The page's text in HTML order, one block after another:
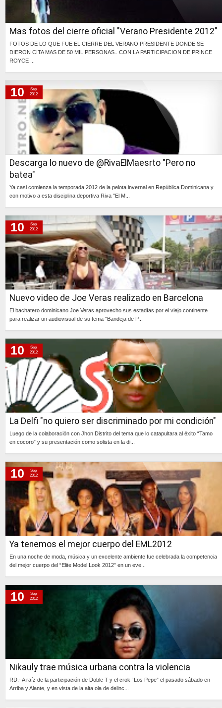
Mas fotos del cierre oficial "Verano Presidente 2012"
FOTOS DE LO QUE FUE EL CIERRE DEL VERANO PRESIDENTE DONDE SE
DIERON CITA MAS DE 50 MIL PERSONAS.. CON LA PARTICIPACION DE PRINCE
ROYCE ...
Descarga lo nuevo de @RivaElMaesrto "Pero no
batea"
Ya casi comienza la temporada 2012 de la pelota invernal en República Dominicana y
con motivo a esta disciplina deportiva Riva "El M...
10
Sep
2012
Nuevo video de Joe Veras realizado en Barcelona
El bachatero dominicano Joe Veras aprovecho sus estadías por el viejo continente
para realizar un audiovisual de su tema "Bandeja de P...
10
Sep
2012
La Delfi "no quiero ser discriminado por mi condición"
Luego de la colaboración con Jhon Distrito del tema que lo catapultara al éxito “Tamo
en cocoro” y su presentación como solista en la di...
10
Sep
2012
Ya tenemos el mejor cuerpo del EML2012
En una noche de moda, música y un excelente ambiente fue celebrada la competencia
del mejor cuerpo del “Elite Model Look 2012” en un eve...
10
Sep
2012
Nikauly trae música urbana contra la violencia
RD.- A raíz de la participación de Doble T y el crok “Los Pepe” el pasado sábado en
Arriba y Alante, y en vista de la alta ola de delinc...
10
Sep
2012